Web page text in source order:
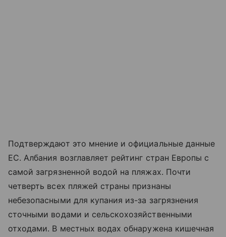
Подтверждают это мнение и официальные данные
ЕС. Албания возглавляет рейтинг стран Европы с
самой загрязненной водой на пляжах. Почти
четверть всех пляжей страны признаны
небезопасными для купания из-за загрязнения
сточными водами и сельскохозяйственными
отходами. В местных водах обнаружена кишечная